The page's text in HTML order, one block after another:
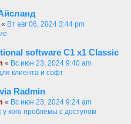
« Вт авг 06, 2024 3:44 pm
software C1 x1 Classic
« Вс июн 23, 2024 9:40 am
клиента и софт
Radmin
« Вс июн 23, 2024 9:24 am
у кого проблемы с доступом